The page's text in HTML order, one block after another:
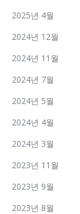
2025년 4월
2024년 12월
2024년 11월
2024년 7월
2024년 5월
2024년 4월
2024년 3월
2023년 11월
2023년 9월
2023년 8월